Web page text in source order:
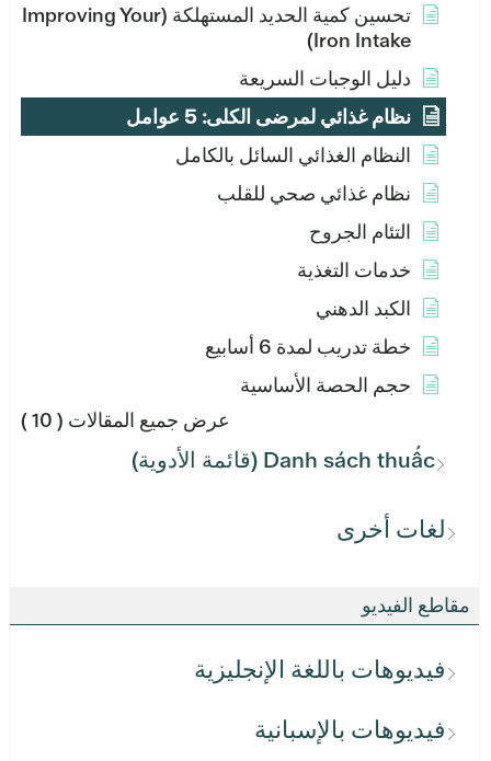
تحسين كمية الحديد المستهلكة (Improving Your
Iron Intake)
دليل الوجبات السريعة
نظام غذائي لمرضى الكلى: 5 عوامل
النظام الغذائي السائل بالكامل
نظام غذائي صحي للقلب
التئام الجروح
خدمات التغذية
الكبد الدهني
خطة تدريب لمدة 6 أسابيع
حجم الحصة الأساسية
عرض جميع المقالات ( 10 )
Danh sách thuấc (قائمة الأدوية)
لغات أخرى
مقاطع الفيديو
فيديوهات باللغة الإنجليزية
فيديوهات بالإسبانية